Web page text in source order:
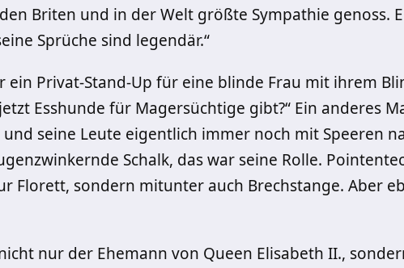
Briten und in der Welt größte Sympathie genoss.
Sprüche sind legendär.“
ein Privat-Stand-Up für eine blinde Frau mit ihrem
Esshunde für Magersüchtige gibt?“ Ein anderes
seine Leute eigentlich immer noch mit Speeren
Schalk, das war seine Rolle.
Florett, sondern mitunter auch Brechstange. Aber
nur der Ehemann von Queen Elisabeth II.,